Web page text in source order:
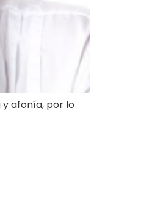
afonía, por lo